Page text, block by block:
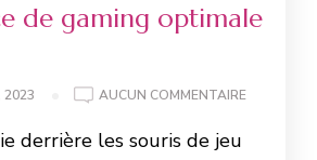
de gaming optimale
2023 AUCUN COMMENTAIRE
derrière les souris de jeu